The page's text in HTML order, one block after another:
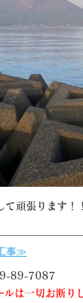
頑張ります！！
事≫
89-7087
は一切お断り